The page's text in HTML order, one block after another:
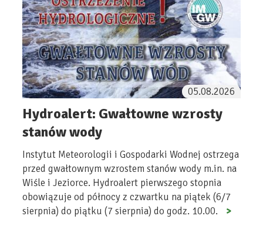
05.08.2026
Hydroalert: Gwałtowne wzrosty
stanów wody
Instytut Meteorologii i Gospodarki Wodnej ostrzega
przed gwałtownym wzrostem stanów wody m.in. na
Wiśle i Jeziorce. Hydroalert pierwszego stopnia
obowiązuje od północy z czwartku na piątek (6/7
sierpnia) do piątku (7 sierpnia) do godz. 10.00.